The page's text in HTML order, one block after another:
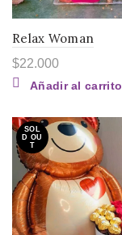
Relax Woman
$22.000
Añadir al carrito
SOL
D OU
T